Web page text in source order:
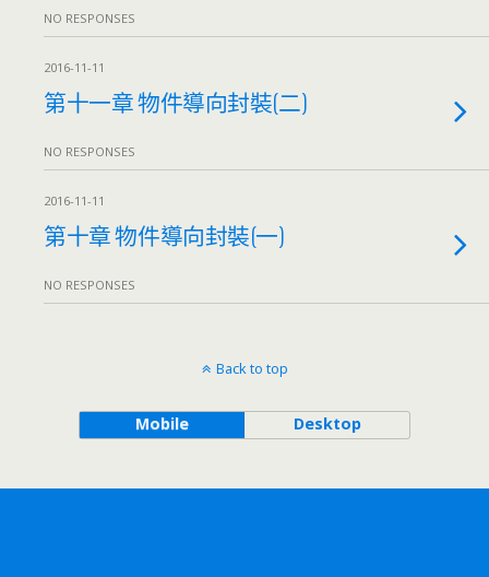
NO RESPONSES
2016-11-11
第十一章 物件導向封裝(二)
NO RESPONSES
2016-11-11
第十章 物件導向封裝(一)
NO RESPONSES
Back to top
Mobile Desktop